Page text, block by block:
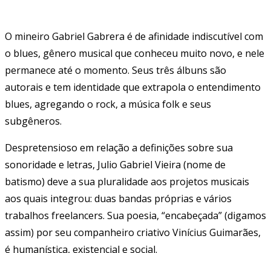
O mineiro Gabriel Gabrera é de afinidade indiscutível com
o blues, gênero musical que conheceu muito novo, e nele
permanece até o momento. Seus três álbuns são
autorais e tem identidade que extrapola o entendimento
blues, agregando o rock, a música folk e seus
subgêneros.
Despretensioso em relação a definições sobre sua
sonoridade e letras, Julio Gabriel Vieira (nome de
batismo) deve a sua pluralidade aos projetos musicais
aos quais integrou: duas bandas próprias e vários
trabalhos freelancers. Sua poesia, “encabeçada” (digamos
assim) por seu companheiro criativo Vinícius Guimarães,
é humanística, existencial e social.